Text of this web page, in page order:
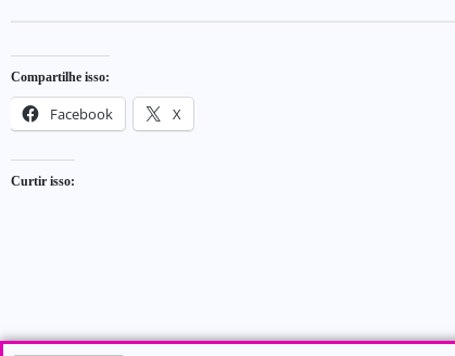
Compartilhe isso:
Facebook X
Curtir isso: